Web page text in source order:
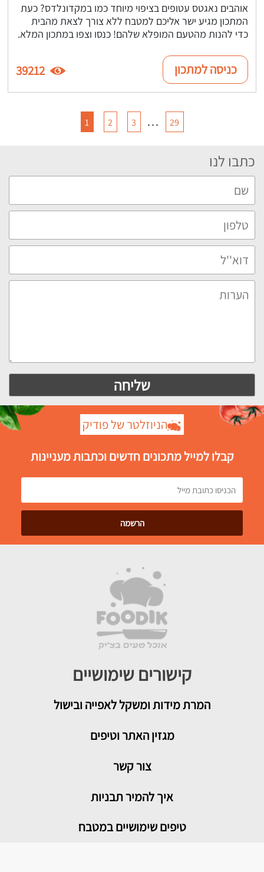
אוהבים נאגטס עטופים בציפוי מיוחד כמו במקדונלדס? כעת
המתכון מגיע ישר אליכם למטבח ללא צורך לצאת מהבית
כדי להנות מהטעם המופלא שלהם! כנסו וצפו במתכון המלא.
כניסה למתכון 39212
1 2 3 … 29
כתבו לנו
הניוזלטר של פודיק
קבלו למייל מתכונים חדשים וכתבות מעניינות
קישורים שימושיים
המרת מידות ומשקל לאפייה ובישול
מגזין האתר וטיפים
צור קשר
איך להמיר תבניות
טיפים שימושיים במטבח